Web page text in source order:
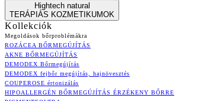
Hightech natural
TERÁPIÁS KOZMETIKUMOK
Kollekciók
Megoldások bőrproblémákra
ROZÁCEA BŐRMEGÚJÍTÁS
AKNE BŐRMEGÚJÍTÁS
DEMODEX Bőrmegújítás
DEMODEX fejbőr megújítás, hajnövesztés
COUPEROSE értonizálás
HIPOALLERGÉN BŐRMEGÚJÍTÁS ÉRZÉKENY BŐRRE